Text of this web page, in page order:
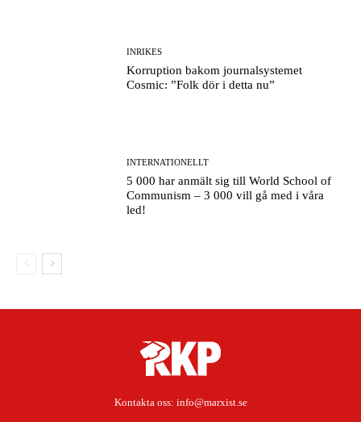
INRIKES
Korruption bakom journalsystemet
Cosmic: ”Folk dör i detta nu”
INTERNATIONELLT
5 000 har anmält sig till World School of
Communism – 3 000 vill gå med i våra
led!
Kontakta oss: info@marxist.se